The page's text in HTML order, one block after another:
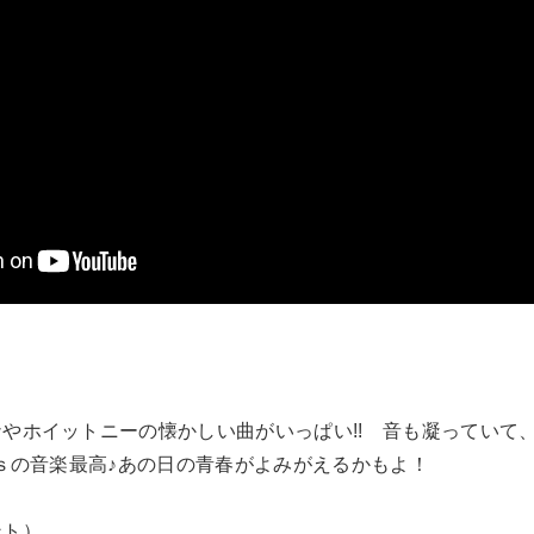
ホイットニーの懐かしい曲がいっぱい!! 音も凝っていて
の音楽最高♪あの日の青春がよみがえるかもよ！